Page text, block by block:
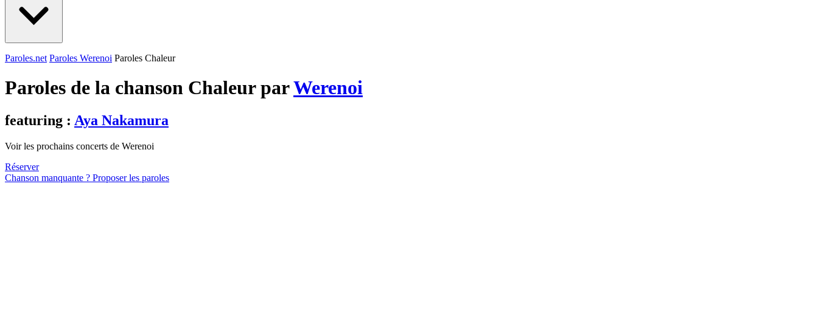
Paroles.net Paroles Werenoi Paroles Chaleur
Paroles de la chanson Chaleur parWerenoi
featuring : Aya Nakamura
Voir les prochains concerts de Werenoi
Réserver
Chanson manquante ? Proposer les paroles